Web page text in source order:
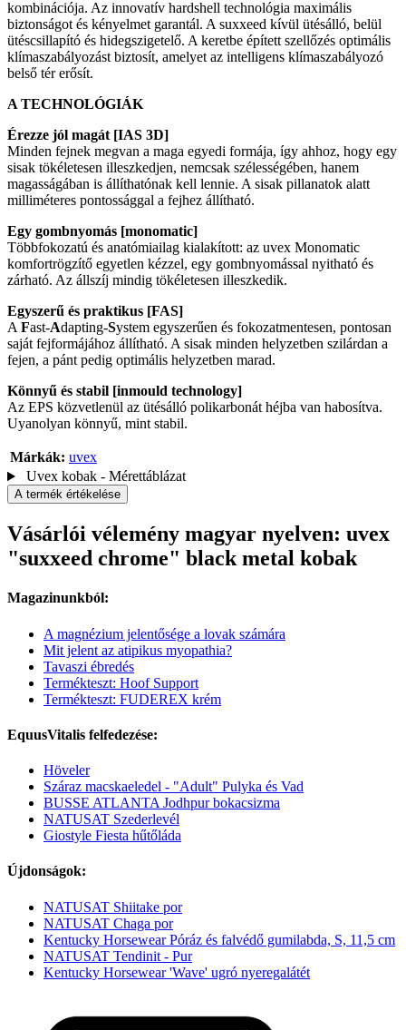
kombinációja. Az innovatív hardshell technológia maximális
biztonságot és kényelmet garantál. A suxxeed kívül ütésálló, belül
ütéscsillapító és hidegszigetelő. A keretbe épített szellőzés optimális
klímaszabályozást biztosít, amelyet az intelligens klímaszabályozó
belső tér erősít.
A TECHNOLÓGIÁK
Érezze jól magát [IAS 3D]
Minden fejnek megvan a maga egyedi formája, így ahhoz, hogy egy
sisak tökéletesen illeszkedjen, nemcsak szélességében, hanem
magasságában is állíthatónak kell lennie. A sisak pillanatok alatt
milliméteres pontossággal a fejhez állítható.
Egy gombnyomás [monomatic]
Többfokozatú és anatómiailag kialakított: az uvex Monomatic
komfortrögzítő egyetlen kézzel, egy gombnyomással nyitható és
zárható. Az állszíj mindig tökéletesen illeszkedik.
Egyszerű és praktikus [FAS]
A Fast-Adapting-System egyszerűen és fokozatmentesen, pontosan
saját fejformájához állítható. A sisak minden helyzetben szilárdan a
fejen, a pánt pedig optimális helyzetben marad.
Könnyű és stabil [inmould technology]
Az EPS közvetlenül az ütésálló polikarbonát héjba van habosítva.
Uyanolyan könnyű, mint stabil.
Márkák: uvex
Uvex kobak - Mérettáblázat
A termék értékelése
Vásárlói vélemény magyar nyelven: uvex
"suxxeed chrome" black metal kobak
Magazinunkból:
A magnézium jelentősége a lovak számára
Mit jelent az atipikus myopathia?
Tavaszi ébredés
Termékteszt: Hoof Support
Termékteszt: FUDEREX krém
EquusVitalis felfedezése:
Höveler
Száraz macskaeledel - "Adult" Pulyka és Vad
BUSSE ATLANTA Jodhpur bokacsizma
NATUSAT Szederlevél
Giostyle Fiesta hűtőláda
Újdonságok:
NATUSAT Shiitake por
NATUSAT Chaga por
Kentucky Horsewear Póráz és falvédő gumilabda, S, 11,5 cm
NATUSAT Tendinit - Pur
Kentucky Horsewear 'Wave' ugró nyeregalátét